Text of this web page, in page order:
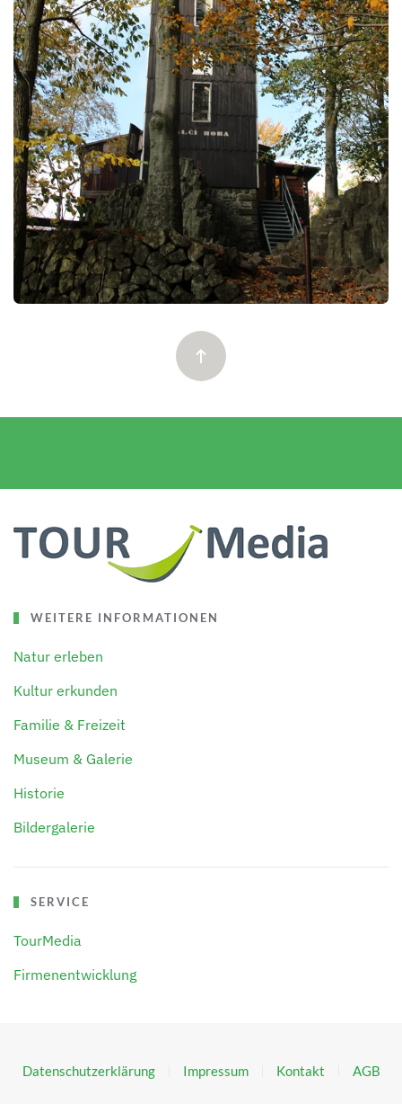
WEITERE INFORMATIONEN
Natur erleben
Kultur erkunden
Familie & Freizeit
Museum & Galerie
Historie
Bildergalerie
SERVICE
TourMedia
Firmenentwicklung
Datenschutzerklärung Impressum Kontakt AGB